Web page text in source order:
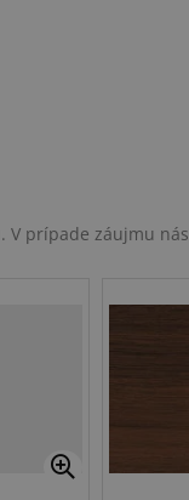
V prípade záujmu nás